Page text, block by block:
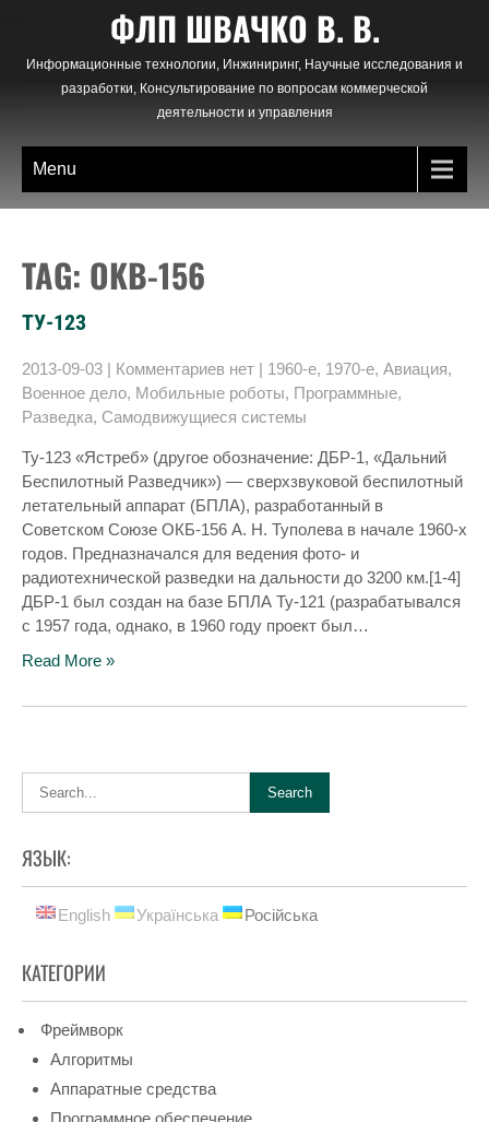
content
ФЛП ШВАЧКО В. В.
Информационные технологии, Инжиниринг, Научные исследования и
разработки, Консультирование по вопросам коммерческой
деятельности и управления
Menu
TAG: OKB-156
ТУ-123
2013-09-03 | Комментариев нет | 1960-е, 1970-е, Авиация,
Военное дело, Мобильные роботы, Программные,
Разведка, Самодвижущиеся системы
Ту-123 «Ястреб» (другое обозначение: ДБР-1, «Дальний
Беспилотный Разведчик») — сверхзвуковой беспилотный
летательный аппарат (БПЛА), разработанный в
Советском Союзе ОКБ-156 А. Н. Туполева в начале 1960-х
годов. Предназначался для ведения фото- и
радиотехнической разведки на дальности до 3200 км.[1-4]
ДБР-1 был создан на базе БПЛА Ту-121 (разрабатывался
с 1957 года, однако, в 1960 году проект был…
Read More »
ЯЗЫК:
English Українська Російська
КАТЕГОРИИ
Фреймворк
Алгоритмы
Аппаратные средства
Программное обеспечение